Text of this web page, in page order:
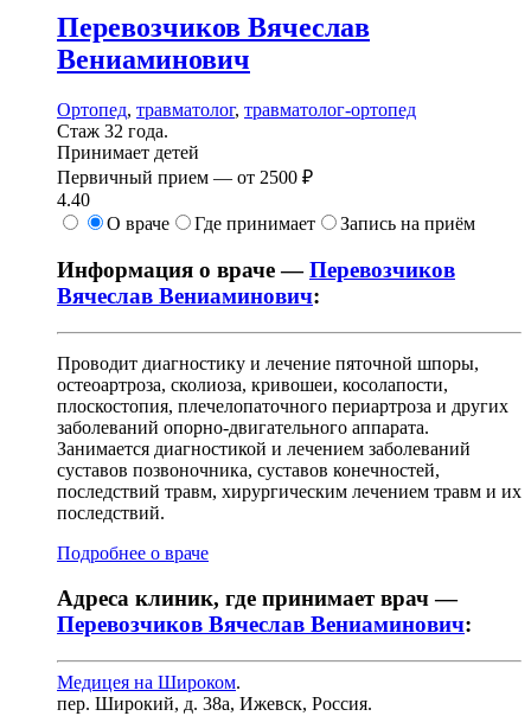
Перевозчиков Вячеслав
Вениаминович
Ортопед, травматолог, травматолог-ортопед
Стаж 32 года.
Принимает детей
Первичный прием — от 2500 ₽
4.40
О враче
Где принимает Запись на приём
Информация о враче —Перевозчиков
Вячеслав Вениаминович:
Проводит диагностику и лечение пяточной шпоры,
остеоартроза, сколиоза, кривошеи, косолапости,
плоскостопия, плечелопаточного периартроза и других
заболеваний опорно-двигательного аппарата.
Занимается диагностикой и лечением заболеваний
суставов позвоночника, суставов конечностей,
последствий травм, хирургическим лечением травм и их
последствий.
Подробнее о враче
Адреса клиник, где принимает врач —
Перевозчиков Вячеслав Вениаминович:
Медицея на Широком.
пер. Широкий, д. 38а, Ижевск, Россия.